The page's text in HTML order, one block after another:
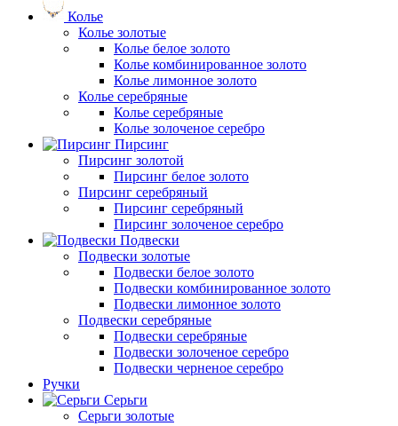
Колье
Колье золотые
Колье белое золото
Колье комбинированное золото
Колье лимонное золото
Колье серебряные
Колье серебряные
Колье золоченое серебро
Пирсинг
Пирсинг золотой
Пирсинг белое золото
Пирсинг серебряный
Пирсинг серебряный
Пирсинг золоченое серебро
Подвески
Подвески золотые
Подвески белое золото
Подвески комбинированное золото
Подвески лимонное золото
Подвески серебряные
Подвески серебряные
Подвески золоченое серебро
Подвески черненое серебро
Ручки
Серьги
Серьги золотые